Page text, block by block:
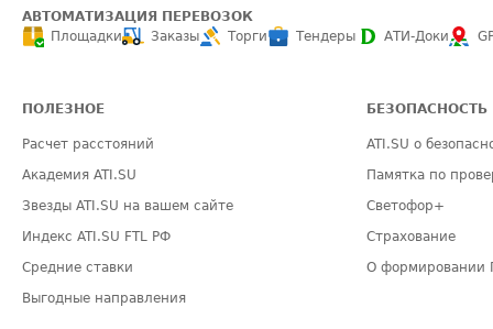
АВТОМАТИЗАЦИЯ ПЕРЕВОЗОК
Площадки
Заказы Торги Тендеры АТИ-Доки
ПОЛЕЗНОЕ
Расчет расстояний
Академия ATI.SU
Звезды ATI.SU на вашем сайте
Индекс ATI.SU FTL РФ
Средние ставки
Выгодные направления
БЕЗОПАСНОСТЬ
ATI.SU о
Памятка по
Светофор+
Страхование
О формировании